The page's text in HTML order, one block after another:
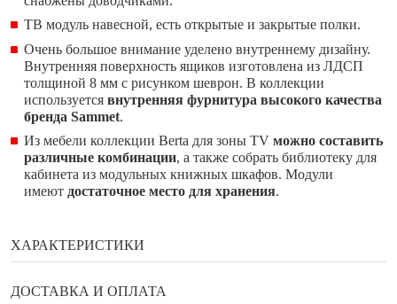
ТВ модуль навесной, есть открытые и закрытые полки.
Очень большое внимание уделено внутреннему дизайну.
Внутренняя поверхность ящиков изготовлена из ЛДСП
толщиной 8 мм с рисунком шеврон. В коллекции
используетсявнутренняя фурнитура высокого качества
бренда Sammet.
Из мебели коллекции Berta для зоны TVможно составить
различные комбинации, а также собрать библиотеку для
кабинета из модульных книжных шкафов. Модули
имеютдостаточное место для хранения.
ХАРАКТЕРИСТИКИ
Бренд
ДОСТАВКА И ОПЛАТА